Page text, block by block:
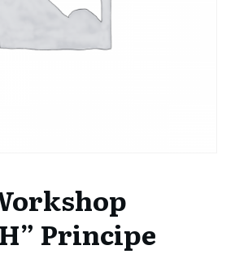
Principe